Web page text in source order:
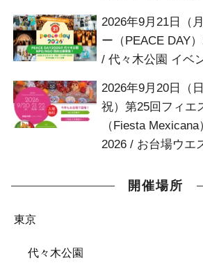
2026年9月21日（
ー（PEACE DAY
/ 代々木公園 イベ
2026年9月20日（
祝）第25回フィエ
（Fiesta
2026 / お台場ウエ
開催場所
東京
代々木公園